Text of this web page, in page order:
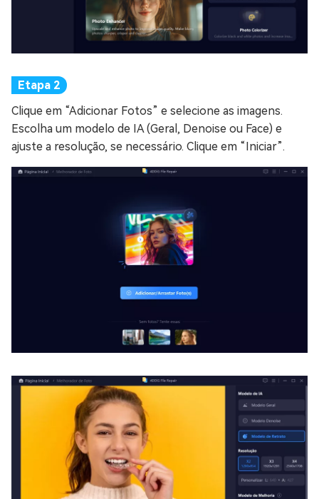
Clique em “Adicionar Fotos” e selecione as imagens.
Escolha um modelo de IA (Geral, Denoise ou Face) e
ajuste a resolução, se necessário. Clique em “Iniciar”.